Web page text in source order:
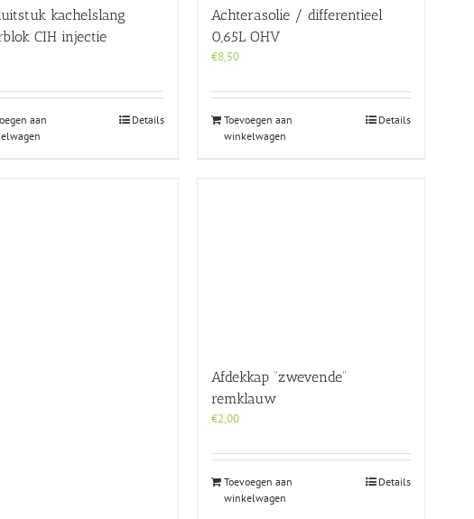
kachelslang
CIH injectie
aan
Details
Achterasolie / differentieel
0,65L OHV
€8,50
Toevoegen aan
winkelwagen
Details
Afdekkap “zwevende”
remklauw
€2,00
Toevoegen aan
winkelwagen
Details